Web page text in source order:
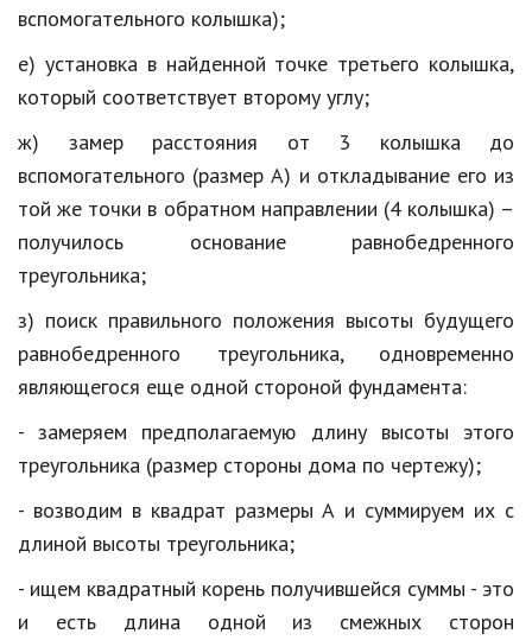
вспомогательного колышка);
е) установка в найденной точке третьего колышка,
который соответствует второму углу;
ж) замер расстояния от 3 колышка до
вспомогательного (размер А) и откладывание его из
той же точки в обратном направлении (4 колышка) –
получилось основание равнобедренного
треугольника;
з) поиск правильного положения высоты будущего
равнобедренного треугольника, одновременно
являющегося еще одной стороной фундамента:
- замеряем предполагаемую длину высоты этого
треугольника (размер стороны дома по чертежу);
- возводим в квадрат размеры А и суммируем их с
длиной высоты треугольника;
- ищем квадратный корень получившейся суммы - это
и есть длина одной из смежных сторон